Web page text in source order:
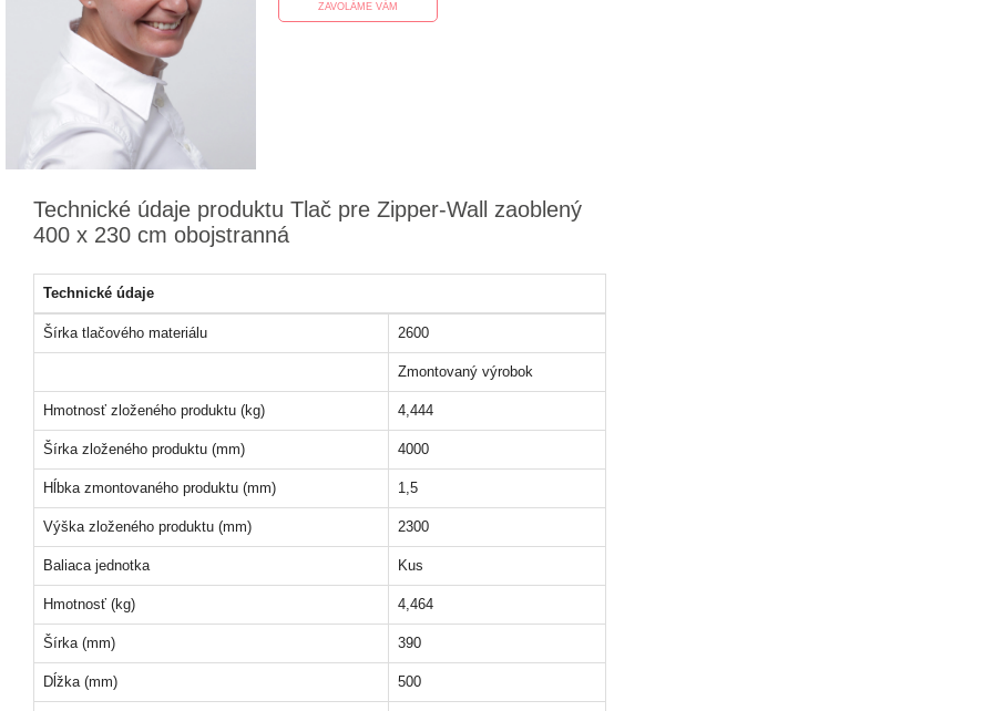
ZAVOLÁME VÁM
Technické údaje produktu Tlač pre Zipper-Wall zaoblený
400 x 230 cm obojstranná
Technické údaje
Šírka tlačového materiálu 2600
Zmontovaný výrobok
Hmotnosť zloženého produktu (kg) 4,444
Šírka zloženého produktu (mm) 4000
Hĺbka zmontovaného produktu (mm) 1,5
Výška zloženého produktu (mm) 2300
Baliaca jednotka Kus
Hmotnosť (kg) 4,464
Šírka (mm) 390
Dĺžka (mm) 500